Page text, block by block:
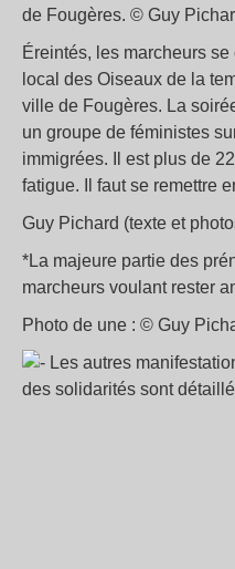
de Fougères. © Guy
Éreintés, les marcheurs
local des Oiseaux de la
ville de Fougères. La
un groupe de féministes
immigrées. Il est plus de
fatigue. Il faut se remettre
Guy Pichard (texte et
*La majeure partie des
marcheurs voulant rester
Photo de une : © Guy
Les autres
des solidarités sont